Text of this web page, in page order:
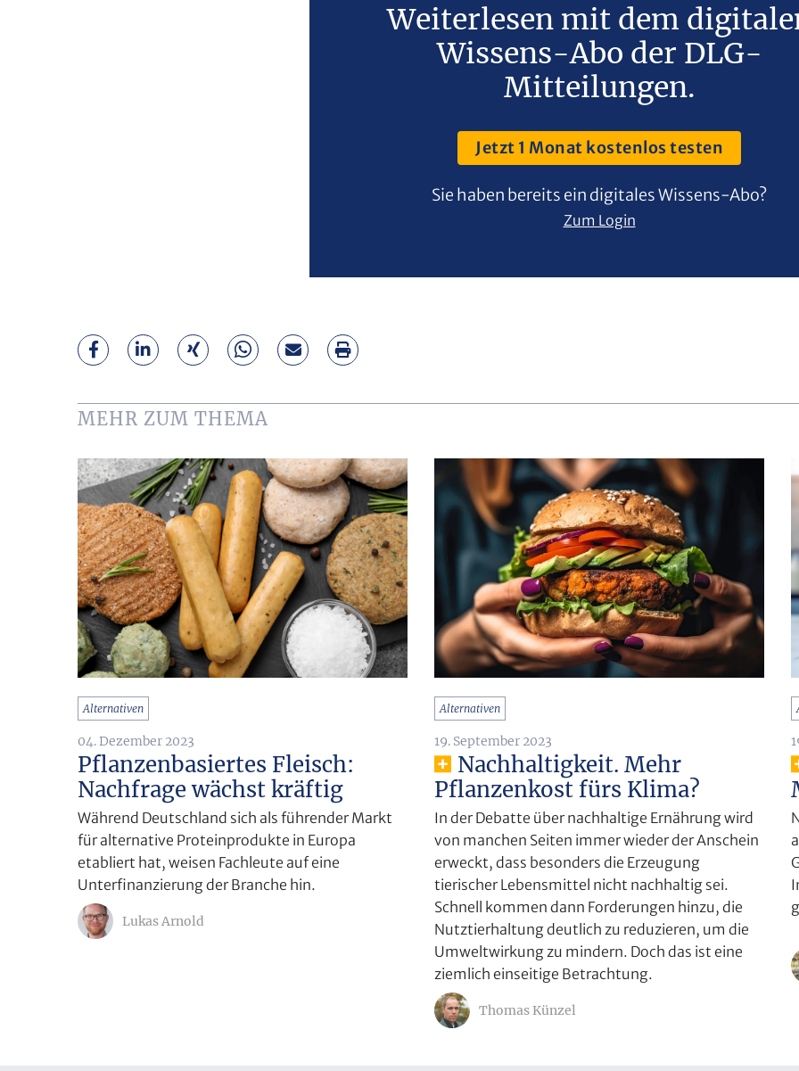
Weiterlesen mit dem
Wissens-Abo der DLG-
Mitteilungen.
Jetzt 1 Monat kostenlos testen
Sie haben bereits ein digitales Wissens-Abo?
Zum Login
MEHR ZUM THEMA
Alternativen
04. Dezember 2023
Pflanzenbasiertes Fleisch:
Nachfrage wächst kräftig
Während Deutschland sich als führender Markt
für alternative Proteinprodukte in Europa
etabliert hat, weisen Fachleute auf eine
Unterfinanzierung der Branche hin.
Lukas Arnold
Alternativen
19. September 2023
Nachhaltigkeit. Mehr
Pflanzenkost fürs Klima?
In der Debatte über nachhaltige Ernährung wird
von manchen Seiten immer wieder der Anschein
erweckt, dass besonders die Erzeugung
tierischer Lebensmittel nicht nachhaltig sei.
Schnell kommen dann Forderungen hinzu, die
Nutztierhaltung deutlich zu reduzieren, um die
Umweltwirkung zu mindern. Doch das ist eine
ziemlich einseitige Betrachtung.
Thomas Künzel